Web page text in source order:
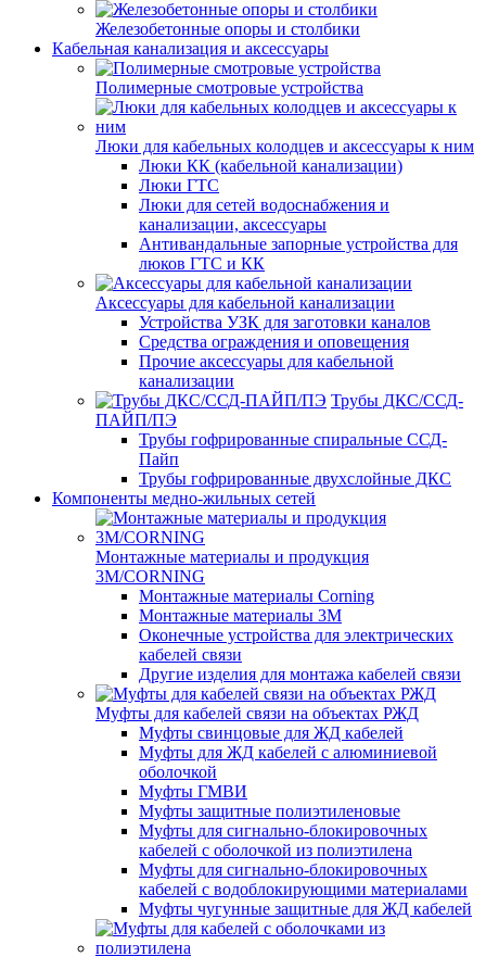
Железобетонные опоры и столбики
Кабельная канализация и аксессуары
Полимерные смотровые устройства
Люки для кабельных колодцев и аксессуары к ним
Люки КК (кабельной канализации)
Люки ГТС
Люки для сетей водоснабжения и
канализации, аксессуары
Антивандальные запорные устройства для
люков ГТС и КК
Аксессуары для кабельной канализации
Устройства УЗК для заготовки каналов
Средства ограждения и оповещения
Прочие аксессуары для кабельной
канализации
Трубы ДКС/ССД-
ПАЙП/ПЭ
Трубы гофрированные спиральные ССД-
Пайп
Трубы гофрированные двухслойные ДКС
Компоненты медно-жильных сетей
Монтажные материалы и продукция
3M/CORNING
Монтажные материалы Corning
Монтажные материалы 3M
Оконечные устройства для электрических
кабелей связи
Другие изделия для монтажа кабелей связи
Муфты для кабелей связи на объектах РЖД
Муфты свинцовые для ЖД кабелей
Муфты для ЖД кабелей с алюминиевой
оболочкой
Муфты ГМВИ
Муфты защитные полиэтиленовые
Муфты для сигнально-блокировочных
кабелей с оболочкой из полиэтилена
Муфты для сигнально-блокировочных
кабелей с водоблокирующими материалами
Муфты чугунные защитные для ЖД кабелей